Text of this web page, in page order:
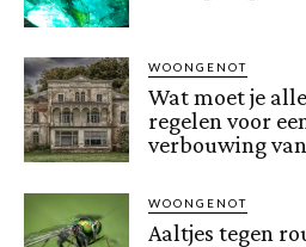
WOONGENOT
Wat moet je
regelen voor
verbouwing
WOONGENOT
Aaltjes tegen